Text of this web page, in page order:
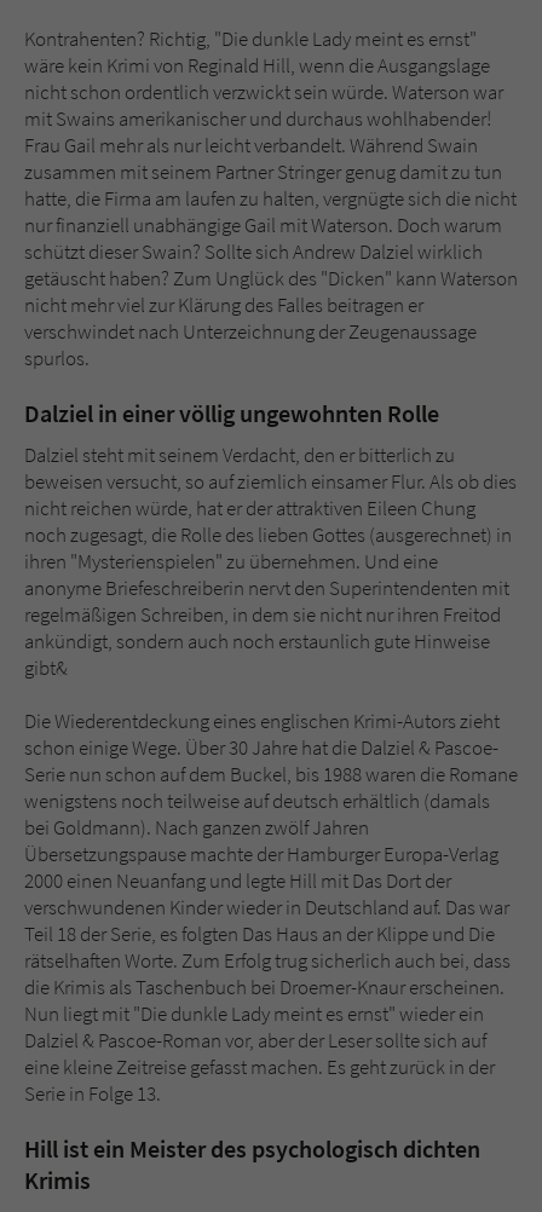
Kontrahenten? Richtig, "Die dunkle Lady meint es ernst"
wäre kein Krimi von Reginald Hill, wenn die Ausgangslage
nicht schon ordentlich verzwickt sein würde. Waterson war
mit Swains amerikanischer und durchaus wohlhabender!
Frau Gail mehr als nur leicht verbandelt. Während Swain
zusammen mit seinem Partner Stringer genug damit zu tun
hatte, die Firma am laufen zu halten, vergnügte sich die nicht
nur finanziell unabhängige Gail mit Waterson. Doch warum
schützt dieser Swain? Sollte sich Andrew Dalziel wirklich
getäuscht haben? Zum Unglück des "Dicken" kann Waterson
nicht mehr viel zur Klärung des Falles beitragen er
verschwindet nach Unterzeichnung der Zeugenaussage
spurlos.
Dalziel in einer völlig ungewohnten Rolle
Dalziel steht mit seinem Verdacht, den er bitterlich zu
beweisen versucht, so auf ziemlich einsamer Flur. Als ob dies
nicht reichen würde, hat er der attraktiven Eileen Chung
noch zugesagt, die Rolle des lieben Gottes (ausgerechnet) in
ihren "Mysterienspielen" zu übernehmen. Und eine
anonyme Briefeschreiberin nervt den Superintendenten mit
regelmäßigen Schreiben, in dem sie nicht nur ihren Freitod
ankündigt, sondern auch noch erstaunlich gute Hinweise
gibt&
Die Wiederentdeckung eines englischen Krimi-Autors zieht
schon einige Wege. Über 30 Jahre hat die Dalziel & Pascoe-
Serie nun schon auf dem Buckel, bis 1988 waren die Romane
wenigstens noch teilweise auf deutsch erhältlich (damals
bei Goldmann). Nach ganzen zwölf Jahren
Übersetzungspause machte der Hamburger Europa-Verlag
2000 einen Neuanfang und legte Hill mit Das Dort der
verschwundenen Kinder wieder in Deutschland auf. Das war
Teil 18 der Serie, es folgten Das Haus an der Klippe und Die
rätselhaften Worte. Zum Erfolg trug sicherlich auch bei, dass
die Krimis als Taschenbuch bei Droemer-Knaur erscheinen.
Nun liegt mit "Die dunkle Lady meint es ernst" wieder ein
Dalziel & Pascoe-Roman vor, aber der Leser sollte sich auf
eine kleine Zeitreise gefasst machen. Es geht zurück in der
Serie in Folge 13.
Hill ist ein Meister des psychologisch dichten
Krimis